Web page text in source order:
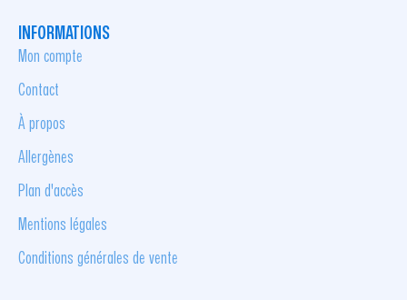
INFORMATIONS
Mon compte
Contact
À propos
Allergènes
Plan d'accès
Mentions légales
Conditions générales de vente